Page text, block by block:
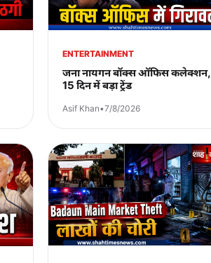
ENTERTAINMENT
जना नायगन बॉक्स ऑफिस कलेक्शन,
15 दिन में बड़ा ट्रेंड
Asif Khan•7/8/2026